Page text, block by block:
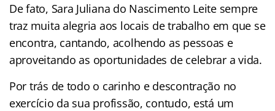
De fato, Sara Juliana do Nascimento Leite sempre
traz muita alegria aos locais de trabalho em que se
encontra, cantando, acolhendo as pessoas e
aproveitando as oportunidades de celebrar a vida.
Por trás de todo o carinho e descontração no
exercício da sua profissão, contudo, está um